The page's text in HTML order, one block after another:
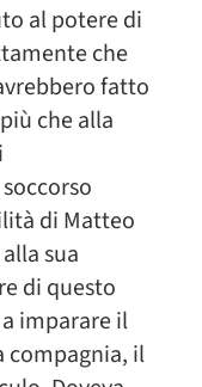
al potere di
che
fatto
che alla
di Matteo
sua
di questo
imparare il
compagnia, il